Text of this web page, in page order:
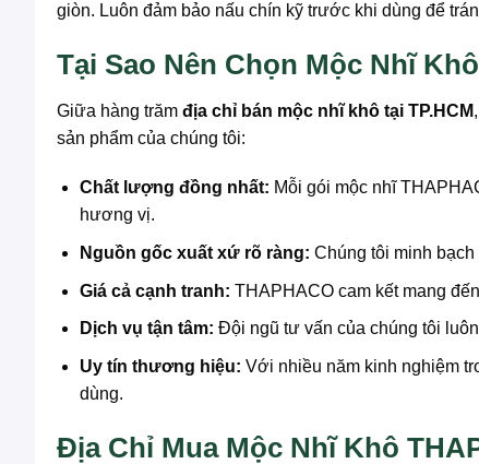
giòn. Luôn đảm bảo nấu chín kỹ trước khi dùng để
Tại Sao Nên Chọn Mộc Nhĩ
Giữa hàng trăm địa chỉ bán mộc nhĩ khô tại TP.HCM
sản phẩm của chúng tôi:
Chất lượng đồng nhất: Mỗi gói mộc nhĩ
hương vị.
Nguồn gốc xuất xứ rõ ràng: Chúng tôi minh
Giá cả cạnh tranh: THAPHACO cam kết mang
Dịch vụ tận tâm: Đội ngũ tư vấn của chúng tôi
Uy tín thương hiệu: Với nhiều năm kinh nghiệm
dùng.
Địa Chỉ Mua Mộc Nhĩ Khô